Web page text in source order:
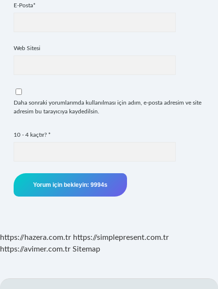
E-Posta*
Web Sitesi
Daha sonraki yorumlarımda kullanılması için adım, e-posta adresim ve site
adresim bu tarayıcıya kaydedilsin.
10 - 4 kaçtır? *
https://hazera.com.tr https://simplepresent.com.tr
https://avimer.com.tr Sitemap